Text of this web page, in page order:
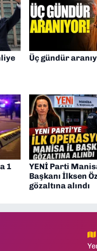
Üç gündür
1
YENİ Parti
Başkanı İlksen
gözaltına alındı